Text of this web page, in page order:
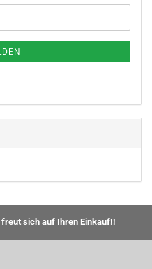
sich auf Ihren Einkauf!!